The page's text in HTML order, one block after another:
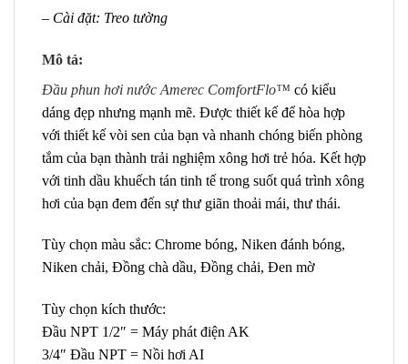
– Cài đặt: Treo tường
Mô tả:
Đầu phun hơi nước Amerec ComfortFlo™ có kiểu
dáng đẹp nhưng mạnh mẽ. Được thiết kế để hòa hợp
với thiết kế vòi sen của bạn và nhanh chóng biến phòng
tắm của bạn thành trải nghiệm xông hơi trẻ hóa. Kết hợp
với tinh dầu khuếch tán tinh tế trong suốt quá trình xông
hơi của bạn đem đến sự thư giãn thoải mái, thư thái.
Tùy chọn màu sắc: Chrome bóng, Niken đánh bóng,
Niken chải, Đồng chà dầu, Đồng chải, Đen mờ
Tùy chọn kích thước:
Đầu NPT 1/2″ = Máy phát điện AK
3/4″ Đầu NPT = Nồi hơi AI